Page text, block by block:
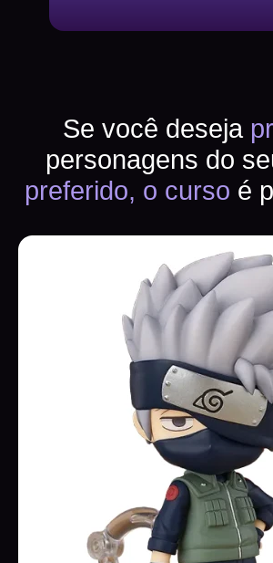
Se você deseja
personagens do
preferido, o curso é